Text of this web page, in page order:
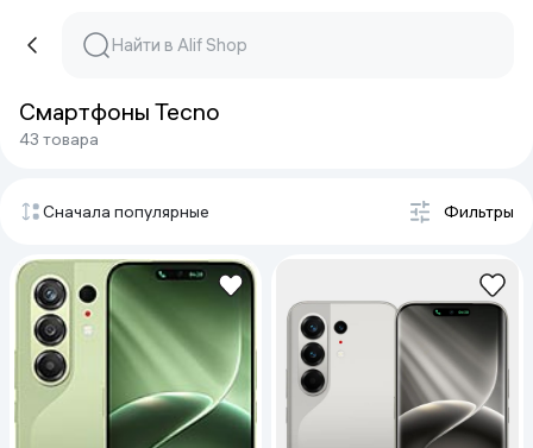
Смартфоны Tecno
43 товара
Сначала популярные Фильтры